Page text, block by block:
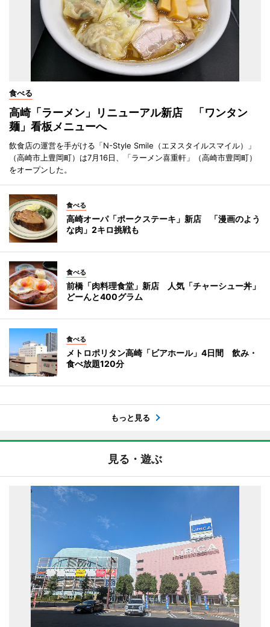
食べる
高崎「ラーメン」リニューアル新店 「ワンタン
麺」看板メニューへ
飲食店の運営を手がける「N-Style Smile（エヌスタイルスマイル）」
（高崎市上豊岡町）は7月16日、「ラーメン喜重軒」（高崎市豊岡町）
をオープンした。
食べる
高崎オーパ「ポークステーキ」新店 「漫画のよう
な肉」2キロ挑戦も
食べる
前橋「肉料理食堂」新店 人気「チャーシュー丼」
どーんと400グラム
食べる
メトロポリタン高崎「ビアホール」4日間 飲み・
食べ放題120分
もっと見る
見る・遊ぶ